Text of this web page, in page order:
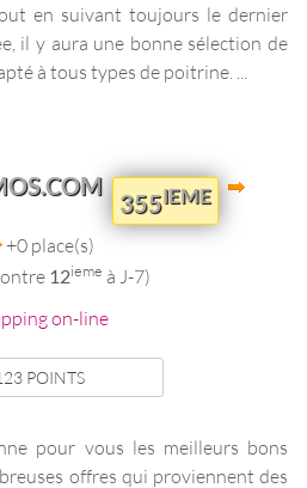
en suivant toujours le dernier
il y aura une bonne sélection de
à tous types de poitrine. ...
355IEME
+0 place(s)
12ieme à J-7)
on-line
POINTS
pour vous les meilleurs bons
offres qui proviennent des